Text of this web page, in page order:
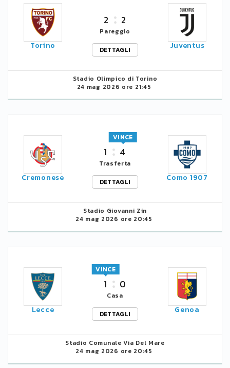
Torino
2 2
Pareggio
DETTAGLI
Juventus
Stadio Olimpico di Torino
24 mag 2026 ore 21:45
Cremonese
1 4
VINCE
Trasferta
DETTAGLI
Como 1907
Stadio Giovanni Zin
24 mag 2026 ore 20:45
Lecce
1
VINCE
0
Casa
DETTAGLI
Genoa
Stadio Comunale Via Del Mare
24 mag 2026 ore 20:45